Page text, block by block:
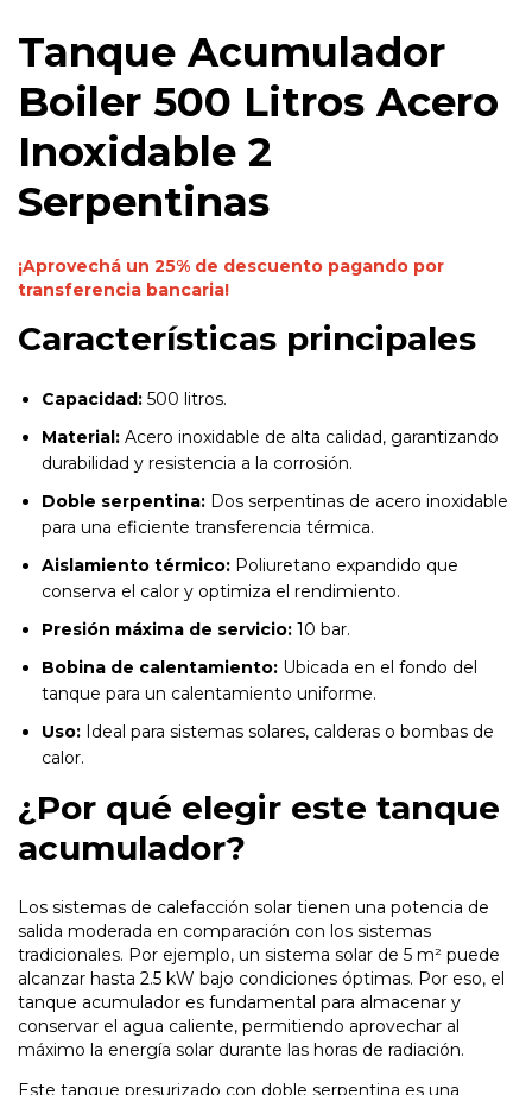
Tanque Acumulador
Boiler 500 Litros Acero
Inoxidable 2
Serpentinas
¡Aprovechá un 25% de descuento pagando por
transferencia bancaria!
Características principales
Capacidad: 500 litros.
Material: Acero inoxidable de alta calidad, garantizando
durabilidad y resistencia a la corrosión.
Doble serpentina: Dos serpentinas de acero inoxidable
para una eficiente transferencia térmica.
Aislamiento térmico: Poliuretano expandido que
conserva el calor y optimiza el rendimiento.
Presión máxima de servicio: 10 bar.
Bobina de calentamiento: Ubicada en el fondo del
tanque para un calentamiento uniforme.
Uso: Ideal para sistemas solares, calderas o bombas de
calor.
¿Por qué elegir este tanque
acumulador?
Los sistemas de calefacción solar tienen una potencia de
salida moderada en comparación con los sistemas
tradicionales. Por ejemplo, un sistema solar de 5 m² puede
alcanzar hasta 2.5 kW bajo condiciones óptimas. Por eso, el
tanque acumulador es fundamental para almacenar y
conservar el agua caliente, permitiendo aprovechar al
máximo la energía solar durante las horas de radiación.
Este tanque presurizado con doble serpentina es una